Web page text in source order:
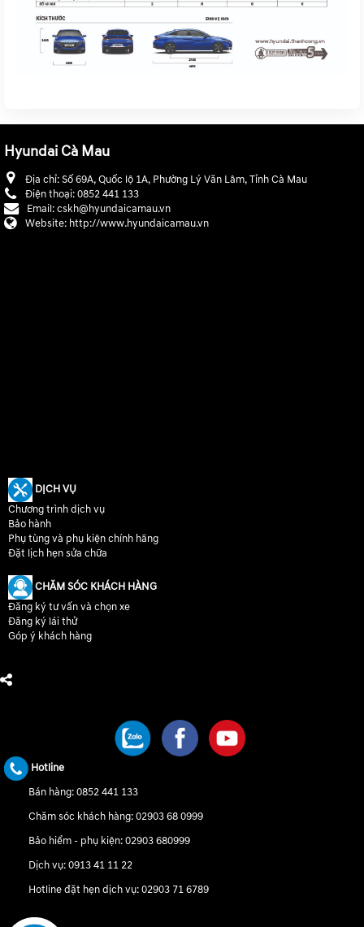
Hyundai Cà Mau
Địa chỉ:Số 69A, Quốc lộ 1A, Phường Lý Văn Lâm, Tỉnh Cà Mau
Điện thoại:0852 441 133
Email:cskh@hyundaicamau.vn
Website: http://www.hyundaicamau.vn
DỊCH VỤ
Chương trình dịch vụ
Bảo hành
Phụ tùng và phụ kiện chính hãng
Đặt lịch hẹn sửa chữa
CHĂM SÓC KHÁCH HÀNG
Đăng ký tư vấn và chọn xe
Đăng ký lái thử
Góp ý khách hàng
Hotline
Bán hàng:0852 441 133
Chăm sóc khách hàng:02903 68 0999
Bảo hiểm - phụ kiện:02903 680999
Dịch vụ:0913 41 11 22
Hotline đặt hẹn dịch vụ:02903 71 6789